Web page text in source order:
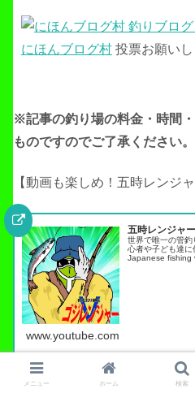
にほんブログ村 投票お願いし
※記事の釣り場の料金・時間
ものですのでご了承ください。
【動画も楽しめ！五時レンジ
五時レンジャ
世界で唯一の管釣
心者や子ども達
Japanese fishing
www.youtube.com
基本ボウズ！ポンコツ実践記
メニュー ホーム 検索